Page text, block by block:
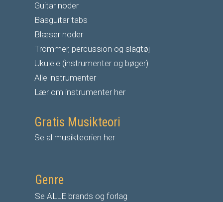
Guitar noder
Basguitar tabs
Blæser noder
Trommer, percussion og slagtøj
Ukulele (instrumenter og bøger)
Alle instrumenter
Lær om instrumenter her
Gratis Musikteori
Se al musikteorien her
Genre
Se ALLE brands og forlag